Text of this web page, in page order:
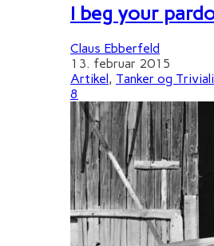
I beg your
Claus Ebberfeld
13. februar 2015
Artikel, Tanker og
8